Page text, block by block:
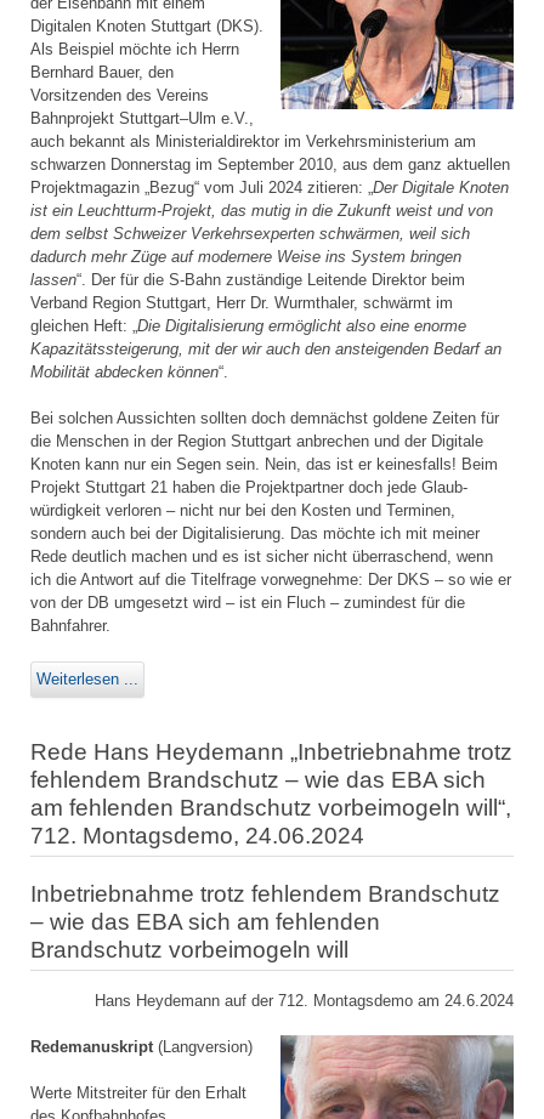
Digitalen Knoten Stuttgart (DKS).
Als Beispiel möchte ich Herrn
Bernhard Bauer, den
Vorsitzenden des Vereins
Bahnprojekt Stuttgart–Ulm e.V.,
auch bekannt als Ministerial­direktor im Verkehrsministerium am
schwarzen Donnerstag im September 2010, aus dem ganz aktuellen
Projektmagazin „Bezug“ vom Juli 2024 zitieren: „Der Digitale Knoten
ist ein Leuchtturm-Projekt, das mutig in die Zukunft weist und von
dem selbst Schweizer Verkehrsexperten schwärmen, weil sich
dadurch mehr Züge auf modernere Weise ins System bringen
lassen“. Der für die S-Bahn zuständige Leitende Direktor beim
Verband Region Stuttgart, Herr Dr. Wurmthaler, schwärmt im
gleichen Heft: „Die Digitalisierung ermöglicht also eine enorme
Kapazitätssteigerung, mit der wir auch den ansteigenden Bedarf an
Mobilität abdecken können“.
Bei solchen Aussichten sollten doch demnächst goldene Zeiten für
die Menschen in der Region Stuttgart anbrechen und der Digitale
Knoten kann nur ein Segen sein. Nein, das ist er keinesfalls! Beim
Projekt Stuttgart 21 haben die Projektpartner doch jede Glaub­
würdigkeit verloren – nicht nur bei den Kosten und Terminen,
sondern auch bei der Digitalisierung. Das möchte ich mit meiner
Rede deutlich machen und es ist sicher nicht überraschend, wenn
ich die Antwort auf die Titelfrage vorwegnehme: Der DKS – so wie er
von der DB umgesetzt wird – ist ein Fluch – zumindest für die
Bahnfahrer.
Weiterlesen ...
Rede Hans Heydemann „Inbetriebnahme trotz
fehlendem Brandschutz – wie das EBA sich
am fehlenden Brandschutz vorbeimogeln will“,
712. Montagsdemo, 24.06.2024
Inbetriebnahme trotz fehlendem Brandschutz
– wie das EBA sich am fehlenden
Brandschutz vorbeimogeln will
Hans Heydemann auf der 712. Montagsdemo am 24.6.2024
Redemanuskript (Langversion)
Werte Mitstreiter für den Erhalt